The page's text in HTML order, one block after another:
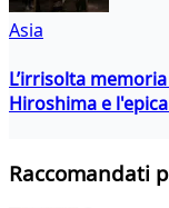
Asia
L’irrisolta
Hiroshima e
Raccomandati